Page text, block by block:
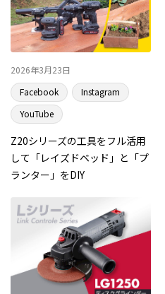
2026年3月23日
Facebook
Instagram
YouTube
Z20シリーズの工具をフル活用
して「レイズドベッド」と「プ
ランター」をDIY